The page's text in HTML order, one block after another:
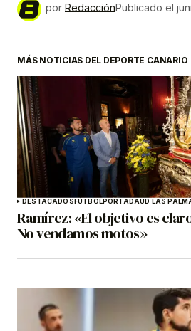
por RedacciónPublicado el
MÁS NOTICIAS DEL DEPORTE CANARIO
DESTACADOSFÚTBOLPORTADAUD LAS
Ramírez: «El objetivo es
No vendamos motos»